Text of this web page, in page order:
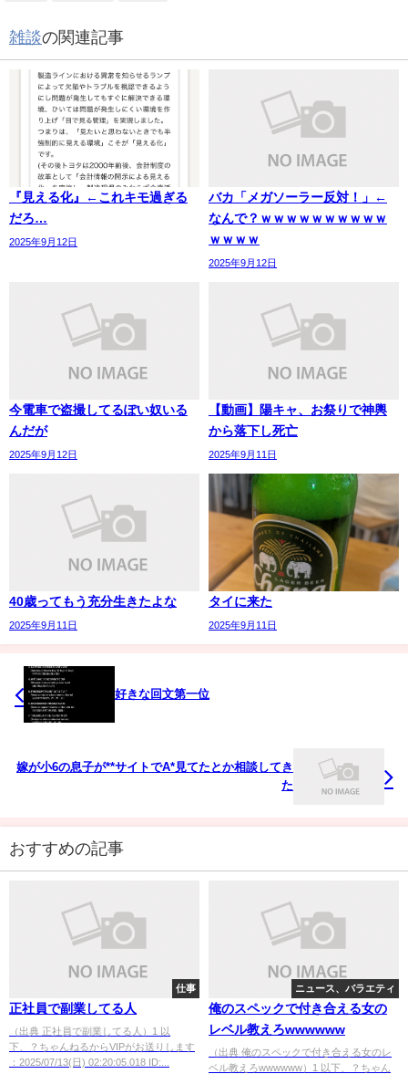
雑談の関連記事
『見える化』←これキモ過ぎる
だろ…
2025年9月12日
バカ「メガソーラー反対！」←
なんで？ｗｗｗｗｗｗｗｗｗｗ
ｗｗｗｗ
2025年9月12日
今電車で盗撮してるぽい奴いる
んだが
2025年9月12日
【動画】陽キャ、お祭りで神輿
から落下し死亡
2025年9月11日
40歳ってもう充分生きたよな
2025年9月11日
タイに来た
2025年9月11日
好きな回文第一位
嫁が小6の息子が**サイトでA*見てたとか相談してき
た
おすすめの記事
仕事
正社員で副業してる人
（出典 正社員で副業してる人）1 以
下、？ちゃんねるからVIPがお送りします
：2025/07/13(日) 02:20:05.018 ID:...
ニュース、バラエティ
俺のスペックで付き合える女の
レベル教えろwwwwww
（出典 俺のスペックで付き合える女のレ
ベル教えろwwwwww）1 以下、？ちゃん